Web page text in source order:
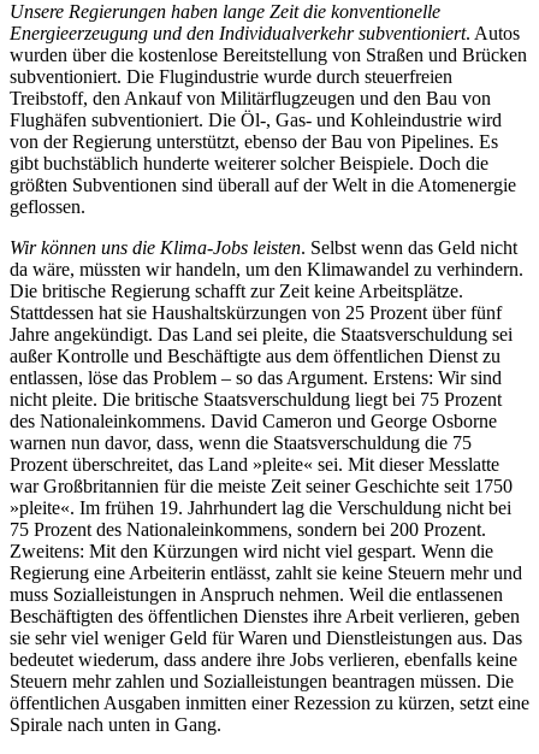
Unsere Regierungen haben lange Zeit die konventionelle
Energieerzeugung und den Individualverkehr subventioniert. Autos
wurden über die kostenlose Bereitstellung von Straßen und Brücken
subventioniert. Die Flugindustrie wurde durch steuerfreien
Treibstoff, den Ankauf von Militärflugzeugen und den Bau von
Flughäfen subventioniert. Die Öl-, Gas- und Kohleindustrie wird
von der Regierung unterstützt, ebenso der Bau von Pipelines. Es
gibt buchstäblich hunderte weiterer solcher Beispiele. Doch die
größten Subventionen sind überall auf der Welt in die Atomenergie
geflossen.
Wir können uns die Klima-Jobs leisten. Selbst wenn das Geld nicht
da wäre, müssten wir handeln, um den Klimawandel zu verhindern.
Die britische Regierung schafft zur Zeit keine Arbeitsplätze.
Stattdessen hat sie Haushaltskürzungen von 25 Prozent über fünf
Jahre angekündigt. Das Land sei pleite, die Staatsverschuldung sei
außer Kontrolle und Beschäftigte aus dem öffentlichen Dienst zu
entlassen, löse das Problem – so das Argument. Erstens: Wir sind
nicht pleite. Die britische Staatsverschuldung liegt bei 75 Prozent
des Nationaleinkommens. David Cameron und George Osborne
warnen nun davor, dass, wenn die Staatsverschuldung die 75
Prozent überschreitet, das Land »pleite« sei. Mit dieser Messlatte
war Großbritannien für die meiste Zeit seiner Geschichte seit 1750
»pleite«. Im frühen 19. Jahrhundert lag die Verschuldung nicht bei
75 Prozent des Nationaleinkommens, sondern bei 200 Prozent.
Zweitens: Mit den Kürzungen wird nicht viel gespart. Wenn die
Regierung eine Arbeiterin entlässt, zahlt sie keine Steuern mehr und
muss Sozialleistungen in Anspruch nehmen. Weil die entlassenen
Beschäftigten des öffentlichen Dienstes ihre Arbeit verlieren, geben
sie sehr viel weniger Geld für Waren und Dienstleistungen aus. Das
bedeutet wiederum, dass andere ihre Jobs verlieren, ebenfalls keine
Steuern mehr zahlen und Sozialleistungen beantragen müssen. Die
öffentlichen Ausgaben inmitten einer Rezession zu kürzen, setzt eine
Spirale nach unten in Gang.